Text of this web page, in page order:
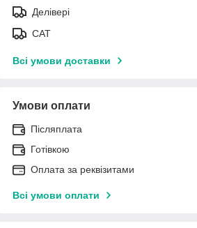
Делівері
САТ
Всі умови доставки
Умови оплати
Післяплата
Готівкою
Оплата за реквізитами
Всі умови оплати